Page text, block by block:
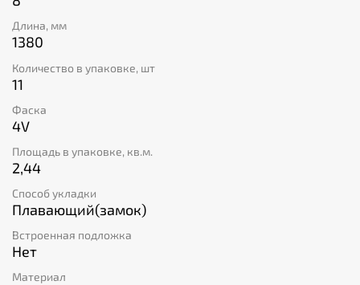
Длина, мм
1380
Количество в упаковке, шт
11
Фаска
4V
Площадь в упаковке, кв.м.
2,44
Способ укладки
Плавающий(замок)
Встроенная подложка
Нет
Материал